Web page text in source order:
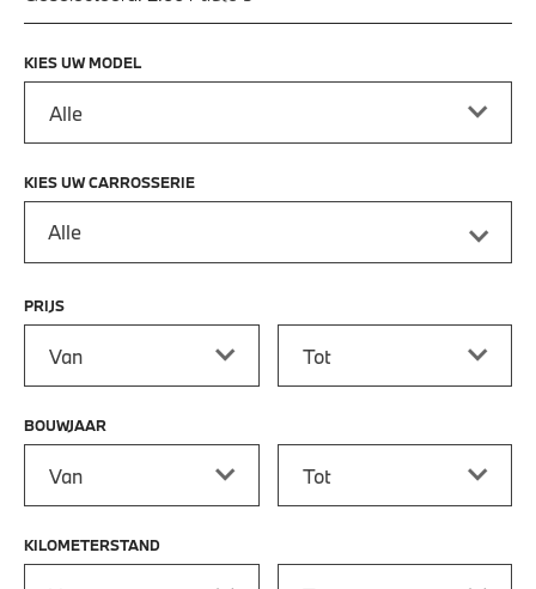
KIES UW MODEL
KIES UW CARROSSERIE
Alle
PRIJS
BOUWJAAR
KILOMETERSTAND